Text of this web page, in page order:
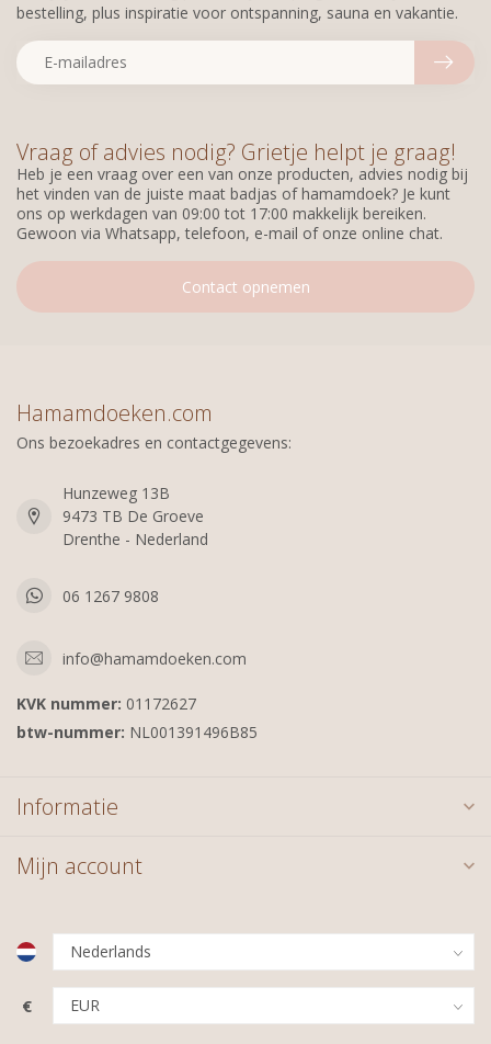
Vraag of advies nodig? Grietje helpt je graag!
Heb je een vraag over een van onze producten, advies nodig bij
het vinden van de juiste maat badjas of hamamdoek? Je kunt
ons op werkdagen van 09:00 tot 17:00 makkelijk bereiken.
Gewoon via Whatsapp, telefoon, e-mail of onze online chat.
Contact opnemen
bestelling, plus inspiratie voor ontspanning, sauna en vakantie.
Hamamdoeken.com
Ons bezoekadres en contactgegevens:
Hunzeweg 13B
9473 TB De Groeve
Drenthe - Nederland
06 1267 9808
info@hamamdoeken.com
KVK nummer: 01172627
btw-nummer: NL001391496B85
Informatie
Mijn account
€